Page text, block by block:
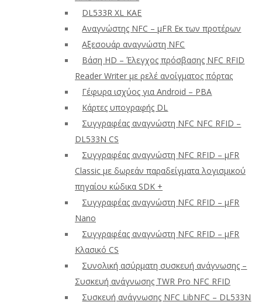
DL533R XL ΚΑΕ
Αναγνώστης NFC – μFR Εκ των προτέρων
Αξεσουάρ αναγνώστη NFC
Βάση HD – Έλεγχος πρόσβασης NFC RFID
Reader Writer με ρελέ ανοίγματος πόρτας
Γέφυρα ισχύος για Android – PBA
Κάρτες υπογραφής DL
Συγγραφέας αναγνώστη NFC NFC RFID –
DL533N CS
Συγγραφέας αναγνώστη NFC RFID – μFR
Classic με δωρεάν παραδείγματα λογισμικού
πηγαίου κώδικα SDK +
Συγγραφέας αναγνώστη NFC RFID – μFR
Nano
Συγγραφέας αναγνώστη NFC RFID – μFR
Κλασικό CS
Συνολική ασύρματη συσκευή ανάγνωσης –
Συσκευή ανάγνωσης TWR Pro NFC RFID
Συσκευή ανάγνωσης NFC LibNFC – DL533N